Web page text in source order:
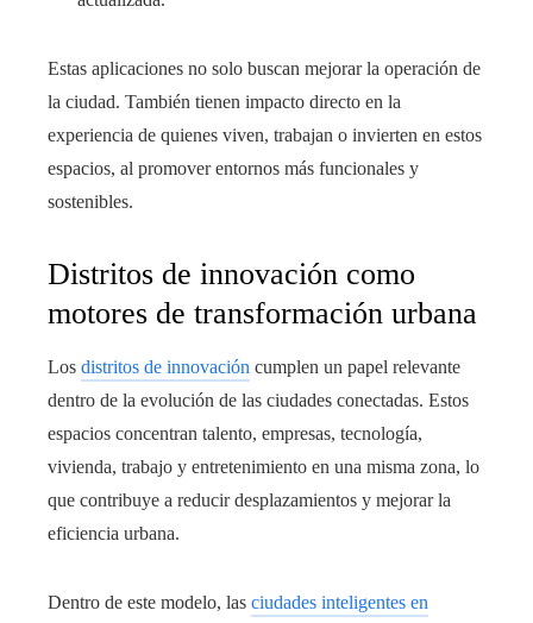
Estas aplicaciones no solo buscan mejorar la operación de
la ciudad. También tienen impacto directo en la
experiencia de quienes viven, trabajan o invierten en estos
espacios, al promover entornos más funcionales y
sostenibles.
Distritos de innovación como
motores de transformación urbana
Los distritos de innovación cumplen un papel relevante
dentro de la evolución de las ciudades conectadas. Estos
espacios concentran talento, empresas, tecnología,
vivienda, trabajo y entretenimiento en una misma zona, lo
que contribuye a reducir desplazamientos y mejorar la
eficiencia urbana.
Dentro de este modelo, las ciudades inteligentes en